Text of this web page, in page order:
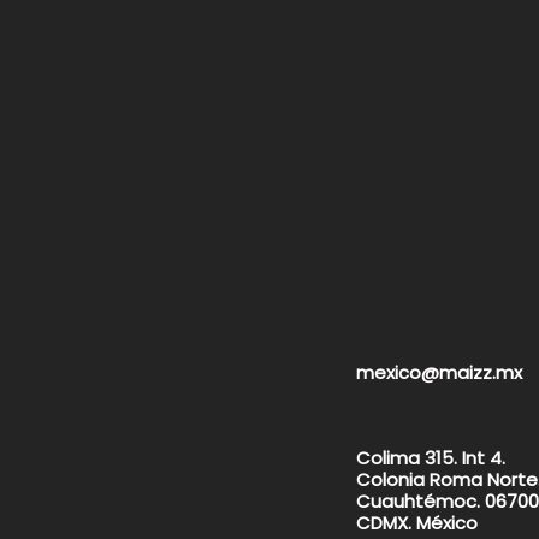
mexico@maizz.mx
Colima 315. Int 4.
Colonia Roma
Cuauhtémoc. 06700
CDMX. México